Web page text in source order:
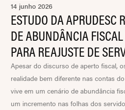
14 junho 2026
ESTUDO DA APRUDESC
DE ABUNDÂNCIA
PARA REAJUSTE DE
Apesar do discurso de aperto fiscal,
realidade bem diferente nas contas
vive em um cenário de abundância
um incremento nas folhas dos